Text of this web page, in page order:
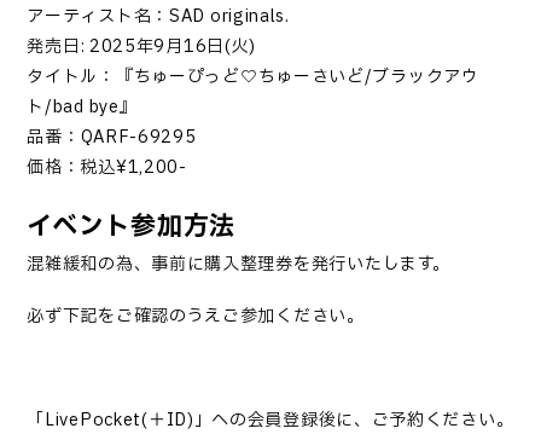
アーティスト名： SAD originals.
発売日: 2025年9月16日(火)
タイトル：『ちゅーぴっど♡ちゅーさいど/ブラックアウ
ト/bad bye』
品番： QARF-69295
価格：税込¥1,200-
イベント参加方法
混雑緩和の為、事前に購入整理券を発行いたします。
必ず下記をご確認のうえご参加ください。
「LivePocket(＋ID)」への会員登録後に、ご予約ください。